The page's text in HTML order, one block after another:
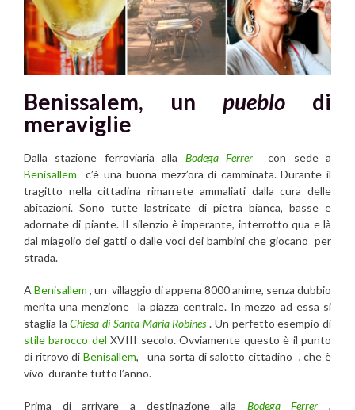
Benissalem, un pueblo di
meraviglie
Dalla stazione ferroviaria alla Bodega Ferrer
con sede a
Benisallem c’è una buona mezz’ora di camminata. Durante il
tragitto nella cittadina rimarrete ammaliati dalla cura delle
abitazioni. Sono tutte lastricate di pietra bianca, basse e
adornate di piante. Il silenzio è imperante, interrotto qua e là
dal miagolio dei gatti o dalle voci dei bambini che giocano per
strada.
ABenisallem , un villaggio di appena 8000 anime, senza dubbio
merita una menzione la piazza centrale. In mezzo ad essa si
staglia laChiesa di Santa Maria Robines. Un perfetto esempio di
stile barocco del XVIII secolo. Ovviamente questo è il punto
di ritrovo diBenisallem, una sorta di salotto cittadino , che è
vivo durante tutto l’anno.
Prima di arrivare a destinazione alla Bodega Ferrer ,